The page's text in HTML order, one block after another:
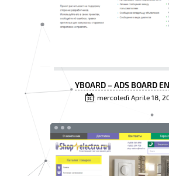
YBOARD – ADS BOARD
mercoledì Aprile 18,